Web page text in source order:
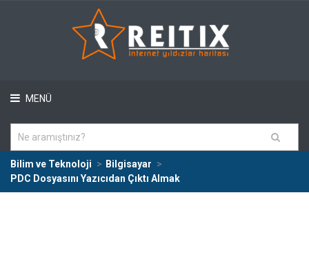
MENÜ
Bilim ve Teknoloji
Bilgisayar
PDC Dosyasını Yazıcıdan Çıktı Almak